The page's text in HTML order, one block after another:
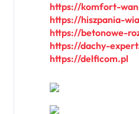
https://komfort-
https://hiszpania-
https://betonowe-
https://dachy-
https://delficom.pl